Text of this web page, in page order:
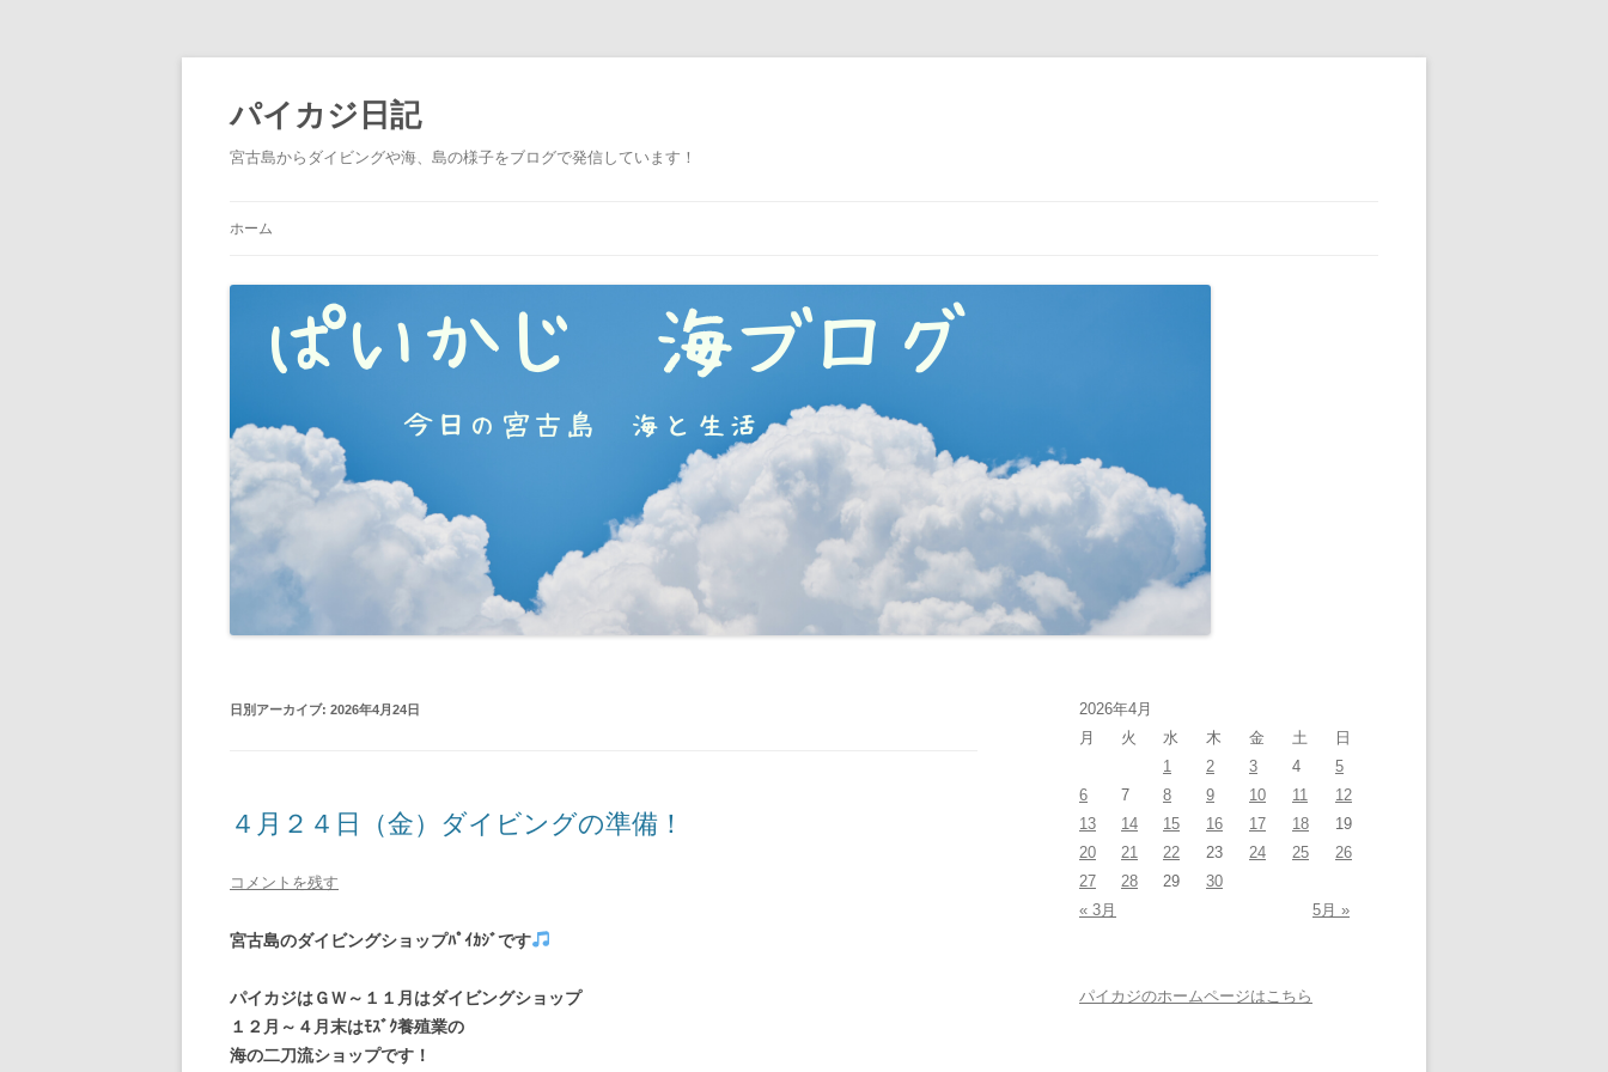
パイカジ日記
宮古島からダイビングや海、島の様子をブログで発信しています！
ス
キ
ホーム
日別アーカイブ: 2026年4月24日
４月２４日（金）ダイビングの準備！
コメントを残す
宮古島のダイビングショップﾊﾟｲｶｼﾞです
パイカジはＧＷ～１１月はダイビングショップ
１２月～４月末はﾓｽﾞｸ養殖業の
海の二刀流ショップです！
2026年4月
月
火 水 木 金 土
日
1
2 3 4
5
6
7 8 9 10 11
12
13
14 15 16 17 18
19
20
21 22 23 24 25
26
27
28 29
30
« 3月
5月 »
パイカジのホームページはこちら